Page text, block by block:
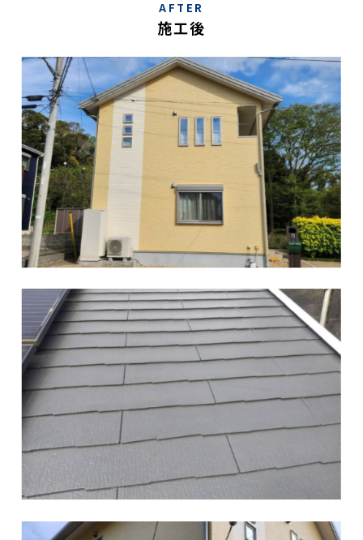
AFTER
施工後